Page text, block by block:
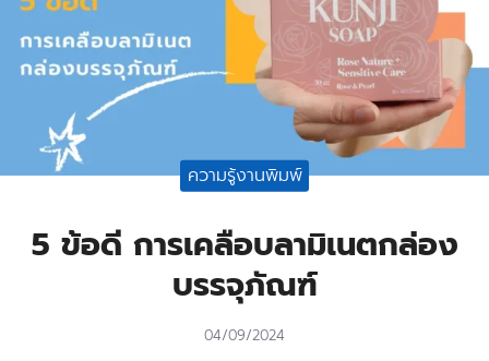
ความรู้งานพิมพ์
5 ข้อดี การเคลือบลามิเนตกล่อง
บรรจุภัณฑ์
04/09/2024